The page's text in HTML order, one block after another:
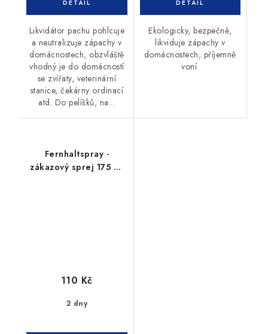
Likvidátor pachu pohlcuje
a neutralizuje zápachy v
domácnostech, obzvláště
vhodný je do domácností
se zvířaty, veterinární
stanice, čekárny ordinací
atd. Do pelíšků, na...
Ekologicky, bezpečně,
likviduje zápachy v
domácnostech, příjemně
voní.
Fernhaltspray -
zákazový sprej 175 ml
2 dny
110 Kč